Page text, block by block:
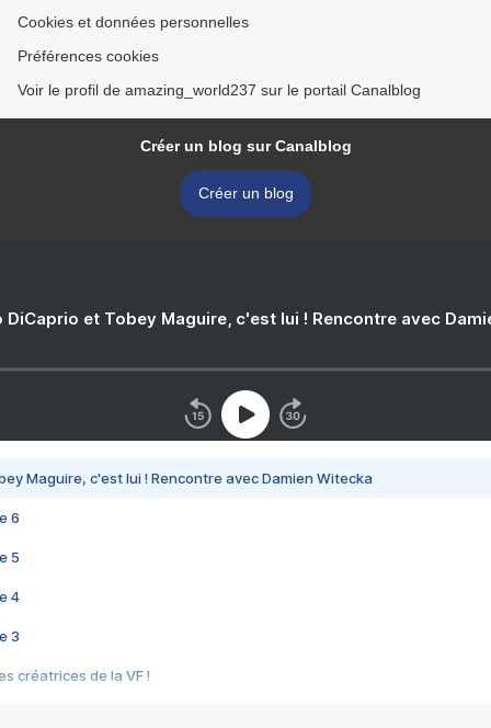
Cookies et données personnelles
Préférences cookies
Voir le profil de amazing_world237 sur le portail Canalblog
Créer un blog sur Canalblog
Créer un blog
DiCaprio et Tobey Maguire, c'est lui ! Rencontre avec
Maguire, c'est lui ! Rencontre avec Damien Witecka
6
5
4
3
créatrices de la VF !